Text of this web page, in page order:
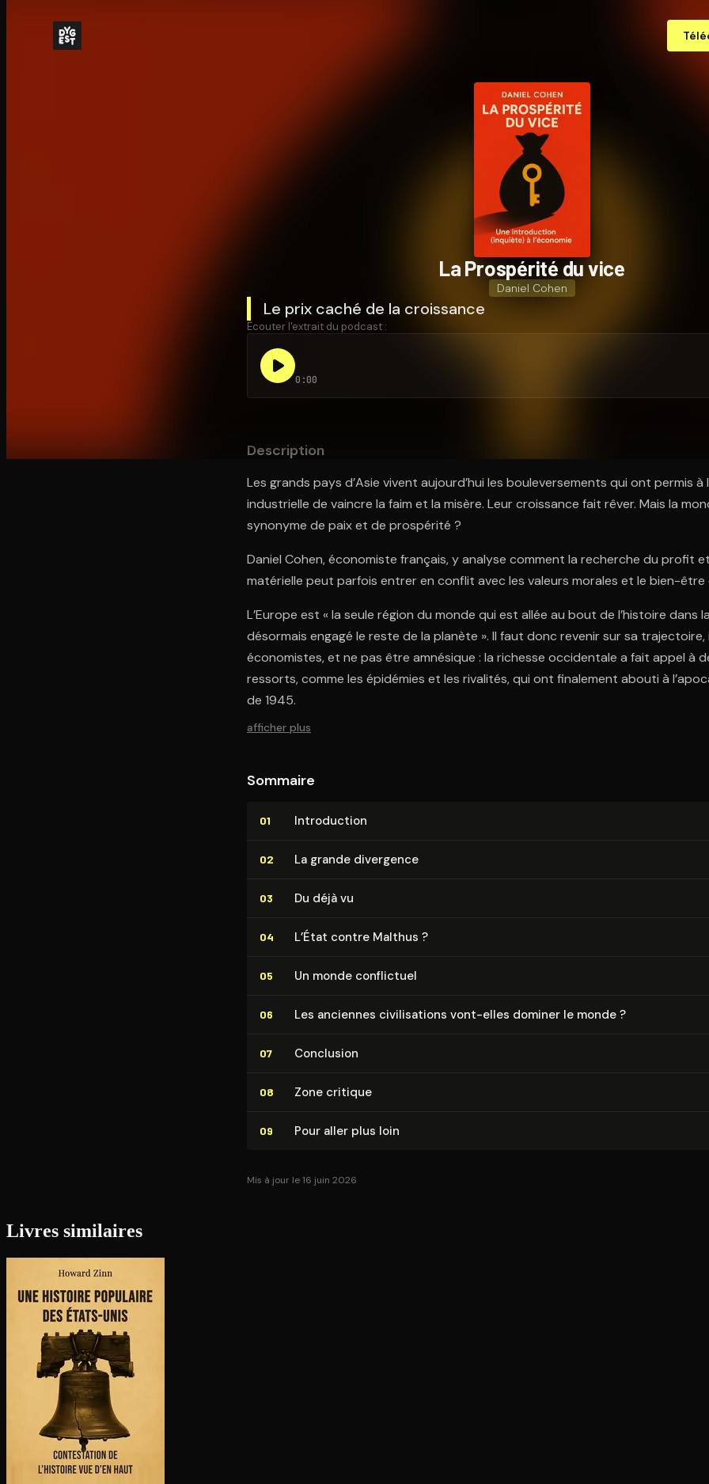
La Prospérité du vice
Daniel Cohen
Le prix caché de la croissance
Écouter l'extrait du podcast :
0:00
Description
Les grands pays d’Asie vivent aujourd’hui les bouleversements qui ont permis
industrielle de vaincre la faim et la misère. Leur croissance fait rêver. Mais la
synonyme de paix et de prospérité ?
Daniel Cohen, économiste français, y analyse comment la recherche du profit
matérielle peut parfois entrer en conflit avec les valeurs morales et le bien-être
L’Europe est « la seule région du monde qui est allée au bout de l’histoire dans
désormais engagé le reste de la planète ». Il faut donc revenir sur sa
économistes, et ne pas être amnésique : la richesse occidentale a fait appel à
ressorts, comme les épidémies et les rivalités, qui ont finalement abouti à
de 1945.
afficher plus
Sommaire
01 In­tro­duc­tion
02 La grande divergence
03 Du déjà vu
04 L’État contre Malthus ?
05 Un monde conflictuel
06 Les anciennes ci­vi­li­sa­tions vont-elles dominer le monde ?
07 Conclusion
08 Zone critique
09 Pour aller plus loin
Mis à jour le 16 juin 2026
Livres similaires